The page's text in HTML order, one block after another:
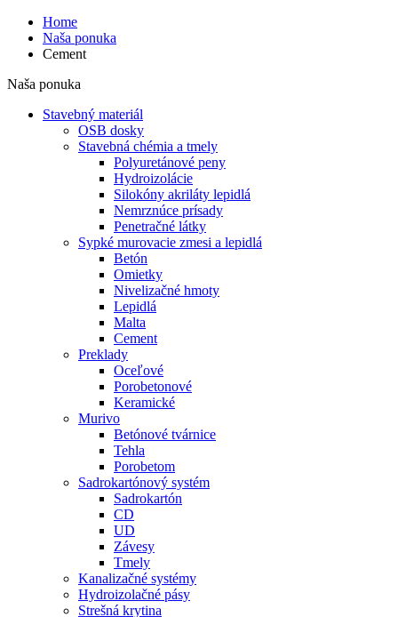
Home
Naša ponuka
Cement
Naša ponuka
Stavebný materiál
OSB dosky
Stavebná chémia a tmely
Polyuretánové peny
Hydroizolácie
Silokóny akriláty lepidlá
Nemrznúce prísady
Penetračné látky
Sypké murovacie zmesi a lepidlá
Betón
Omietky
Nivelizačné hmoty
Lepidlá
Malta
Cement
Preklady
Oceľové
Porobetonové
Keramické
Murivo
Betónové tvárnice
Tehla
Porobetom
Sadrokartónový systém
Sadrokartón
CD
UD
Závesy
Tmely
Kanalizačné systémy
Hydroizolačné pásy
Strešná krytina